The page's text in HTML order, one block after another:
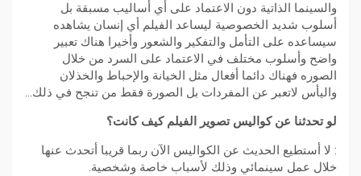
والسينما الذاتية دون الاعتماد على أي أساليب مسبقة بل
أسلوب شديد الخصوصية ليساعد الفيلم أي إنسان يشاهده
سيساعده على التأمل والتفكير والشعور وأخيرا هناك تعبير
واضح وأسلوب مختلف في الاعتماد على السرد من خلال
الصوره فهناك دائما أفعال مثل الخيانة والإحباط والخذلان
واليأس لاتعبر عن المفردات بل الصورة فقط من تنجح في ذلك…
لو تحدثنا عن كواليس تصوير الفيلم كيف كانت؟
: لا أستطيع الحديث عن الكواليس الآن ربما قريبا أتحدث عنها
خلال عمل سينمائي وذلك لأسباب خاصة وشخصية.